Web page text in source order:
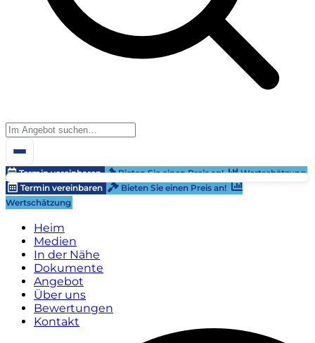
Termin vereinbaren Bieten Sie einen Preis an!
Wertschätzung
Termin vereinbaren
Bieten Sie einen Preis an!
Wertschätzung
Heim
Medien
In der Nähe
Dokumente
Angebot
Über uns
Bewertungen
Kontakt